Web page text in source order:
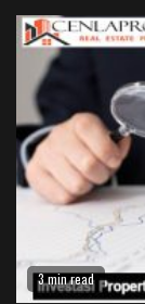
3 min read